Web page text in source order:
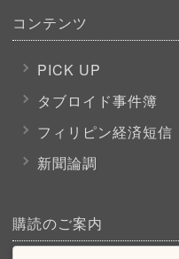
コンテンツ
PICK UP
タブロイド事件簿
フィリピン経済短信
新聞論調
購読のご案内